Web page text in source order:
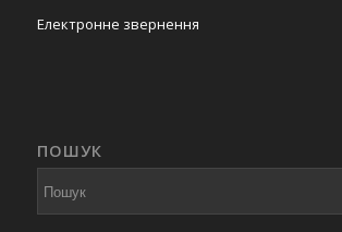
Електронне звернення
ПОШУК